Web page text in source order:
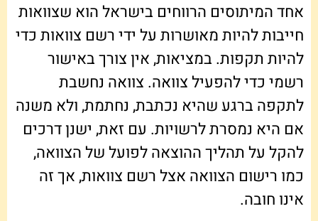
אחד המיתוסים הרווחים בישראל הוא שצוואות
חייבות להיות מאושרות על ידי רשם צוואות כדי
להיות תקפות. במציאות, אין צורך באישור
רשמי כדי להפעיל צוואה. צוואה נחשבת
לתקפה ברגע שהיא נכתבת, נחתמת, ולא משנה
אם היא נמסרת לרשויות. עם זאת, ישנן דרכים
להקל על תהליך ההוצאה לפועל של הצוואה,
כמו רישום הצוואה אצל רשם צוואות, אך זה
אינו חובה.